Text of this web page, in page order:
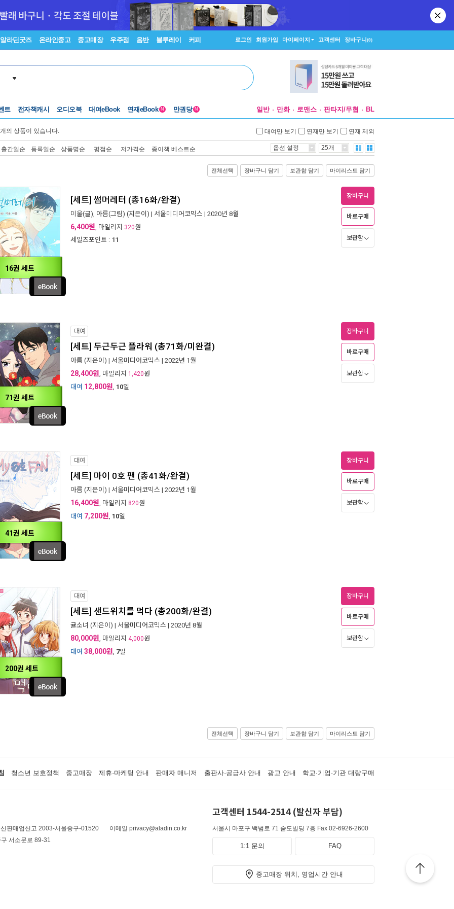
알라딘굿즈 온라인중고 중고매장 우주점 음반 블루레이 커피 로그인 회원가입 마이페이지 고객센터 장바구니(0)
트 전자책캐시 오디오북 대여eBook 연재eBook N 만권당 N 일반 만화 로맨스 판타지/무협 BL
개의 상품이 있습니다. 대여만 보기 연재만 보기 연재 제외
출간일순 등록일순 상품명순 평점순 저가격순 종이책 베스트순 옵션 설정 25개
전체선택 장바구니 담기 보관함 담기 마이리스트 담기
16권 세트
[세트] 썸머레터 (총16화/완결)
미울(글), 아름(그림) (지은이) | 서울미디어코믹스 | 2020년 8월
6,400원, 마일리지 320원
세일즈포인트 : 11
장바구니
바로구매
보관함
71권 세트
대여
[세트] 두근두근 플라워 (총71화/미완결)
아름 (지은이) | 서울미디어코믹스 | 2022년 1월
28,400원, 마일리지 1,420원
대여 12,800원, 10일
장바구니
바로구매
보관함
41권 세트
대여
[세트] 마이 0호 팬 (총41화/완결)
아름 (지은이) | 서울미디어코믹스 | 2022년 1월
16,400원, 마일리지 820원
대여 7,200원, 10일
장바구니
바로구매
보관함
200권 세트
대여
[세트] 샌드위치를 먹다 (총200화/완결)
귤소녀 (지은이) | 서울미디어코믹스 | 2020년 8월
80,000원, 마일리지 4,000원
대여 38,000원, 7일
장바구니
바로구매
보관함
전체선택 장바구니 담기 보관함 담기 마이리스트 담기
청소년 보호정책 중고매장 제휴·마케팅 안내 판매자 매니저 출판사·공급사 안내 광고 안내 학교·기업·기관 대량구매
판매업신고 2003-서울중구-01520
이메일 privacy@aladin.co.kr
서소문로 89-31
고객센터 1544-2514 (발신자 부담)
서울시 마포구 백범로 71 숨도빌딩 7층 Fax 02-6926-2600
1:1 문의 FAQ
중고매장 위치, 영업시간 안내